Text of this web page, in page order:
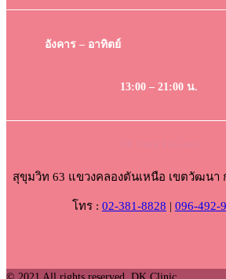
อังคาร – อาทิตย์
13:00 – 21:00 น.
สุขุมวิท 63 แขวงคลองตันเหนือ เขตวัฒนา
โทร : 02-381-8828 | 096-492-